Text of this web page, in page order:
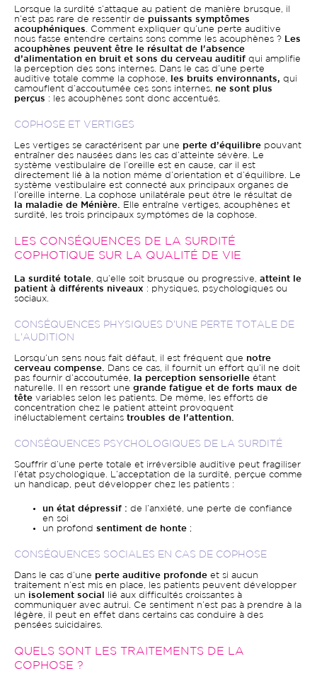
Lorsque la surdité s’attaque au patient de manière brusque, il
n’est pas rare de ressentir de puissants symptômes
acouphéniques . Comment expliquer qu’une perte auditive
nous fasse entendre certains sons comme les acouphènes ? Les
acouphènes peuvent être le résultat de l'absence
d’alimentation en bruit et sons du cerveau auditif qui amplifie
la perception des sons internes. Dans le cas d’une perte
auditive totale comme la cophose,
les bruits environnants, qui
camouflent d’accoutumée ces sons internes,
ne sont plus
perçus : les acouphènes sont donc accentués.
COPHOSE ET VERTIGES
Les vertiges se caractérisent par une perte d’équilibre pouvant
entraîner des nausées dans les cas d’atteinte sévère. Le
système vestibulaire de l’oreille est en cause, car il est
directement lié à la notion même d’orientation et d’équilibre. Le
système vestibulaire est connecté aux principaux organes de
l’oreille interne. La cophose unilatérale peut être le résultat de
la maladie de Ménière.
Elle entraîne vertiges, acouphènes et
surdité, les trois principaux symptômes de la cophose.
LES CONSÉQUENCES DE LA SURDITÉ
COPHOTIQUE SUR LA QUALITÉ DE VIE
La surdité totale , qu’elle soit brusque ou progressive, atteint le
patient à différents niveaux : physiques, psychologiques ou
sociaux.
CONSÉQUENCES PHYSIQUES D’UNE PERTE TOTALE DE
L’AUDITION
Lorsqu’un sens nous fait défaut, il est fréquent que notre
cerveau compense.
Dans ce cas, il fournit un effort qu’il ne doit
pas fournir d’accoutumée,
la perception sensorielle étant
naturelle. Il en ressort une grande fatigue et de forts maux de
tête variables selon les patients. De même, les efforts de
concentration chez le patient atteint provoquent
inéluctablement certains troubles de l'attention.
CONSÉQUENCES PSYCHOLOGIQUES DE LA SURDITÉ
Souffrir d’une perte totale et irréversible auditive peut fragiliser
l’état psychologique. L’acceptation de la surdité, perçue comme
un handicap, peut développer chez les patients :
un état dépressif : de l’anxiété, une perte de confiance
en soi
un profond sentiment de honte ;
CONSÉQUENCES SOCIALES EN CAS DE COPHOSE
Dans le cas d’une perte auditive profonde et si aucun
traitement n’est mis en place, les patients peuvent développer
un isolement social
lié aux difficultés croissantes à
communiquer avec autrui. Ce sentiment n’est pas à prendre à la
légère, il peut en effet dans certains cas conduire à des
pensées suicidaires.
QUELS SONT LES TRAITEMENTS DE LA
COPHOSE ?